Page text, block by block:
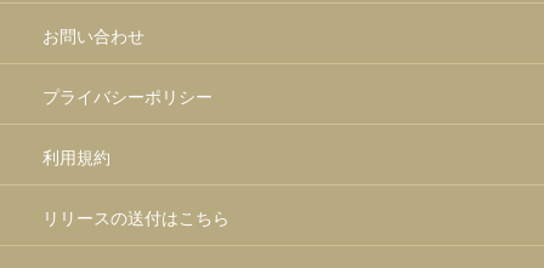
お問い合わせ
プライバシーポリシー
利用規約
リリースの送付はこちら